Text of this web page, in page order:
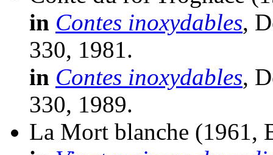
in Contes inoxydables,
330, 1981.
in Contes inoxydables,
330, 1989.
La Mort blanche (1961,